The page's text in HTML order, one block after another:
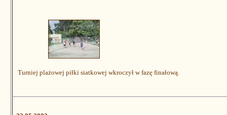
Turniej plażowej piłki siatkowej wkroczył w fazę finałową.